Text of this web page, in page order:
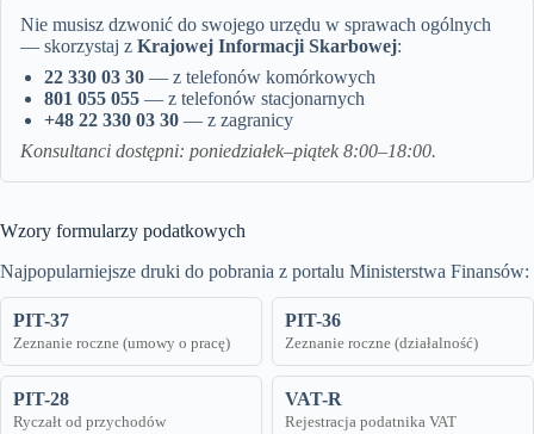
Nie musisz dzwonić do swojego urzędu w sprawach ogólnych
— skorzystaj z Krajowej Informacji Skarbowej:
22 330 03 30 — z telefonów komórkowych
801 055 055 — z telefonów stacjonarnych
+48 22 330 03 30 — z zagranicy
Konsultanci dostępni: poniedziałek–piątek 8:00–18:00.
Wzory formularzy podatkowych
Najpopularniejsze druki do pobrania z portalu Ministerstwa Finansów:
PIT-37
Zeznanie roczne (umowy o pracę)
PIT-36
Zeznanie roczne (działalność)
PIT-28
Ryczałt od przychodów
VAT-R
Rejestracja podatnika VAT